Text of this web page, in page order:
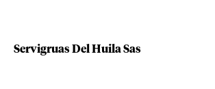
Servigruas Del Huila Sas